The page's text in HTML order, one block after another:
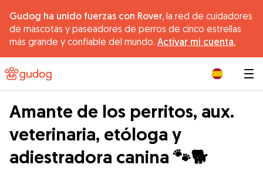
Gudog ha unido fuerzas con Rover, la red de cuidadores
de mascotas y paseadores de perros de cinco estrellas
más grande y confiable del mundo. Activar mi cuenta.
Amante de los perritos, aux.
veterinaria, etóloga y
adiestradora canina 🐾🐕